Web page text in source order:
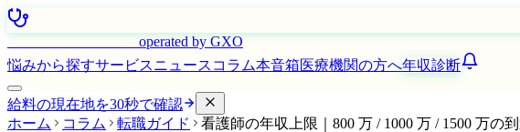
operated by GXO
悩みから探すサービスニュース コラム本音箱医療機関の方へ年収診断
給料の現在地を30秒で確認
ホーム
コラム 転職ガイド
看護師の年収上限｜800 万 / 1000 万 / 1500 万の